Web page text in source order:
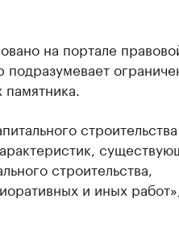
на портале
строительства,
и иных